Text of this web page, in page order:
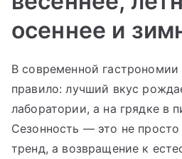
осеннее и
В современной
правило: лучший вкус
лаборатории, а на грядке в
Сезонность — это не
тренд, а возвращение к